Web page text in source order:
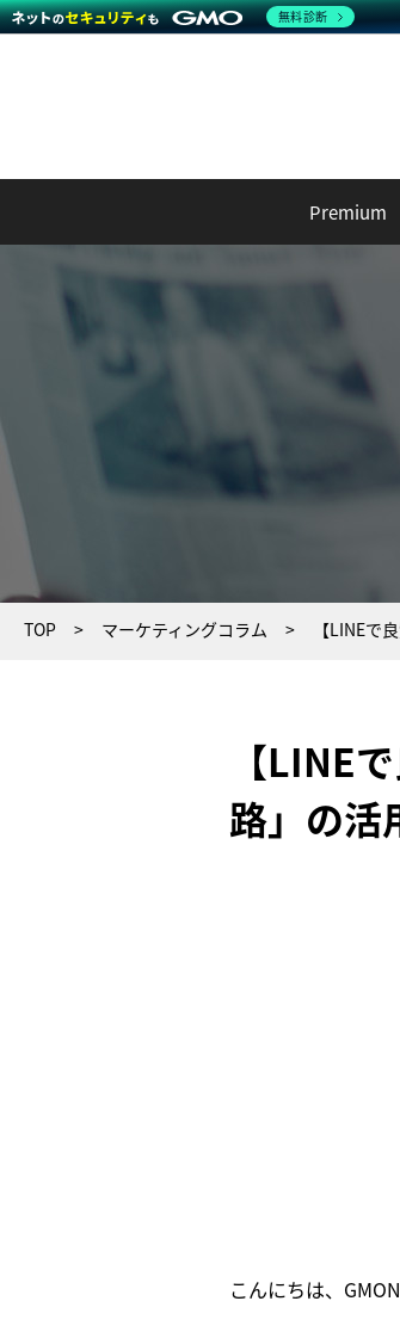
Premium
TOP マーケティングコラム 【LINEで
【LINE
路」の活
こんにちは、
無料診断